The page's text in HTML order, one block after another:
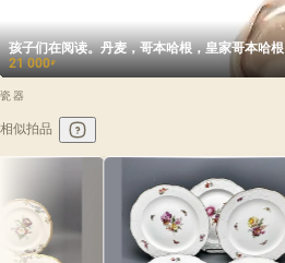
孩子们在阅读。丹麦，哥本哈根，皇家哥本哈根
21 000₽
瓷器
相似拍品